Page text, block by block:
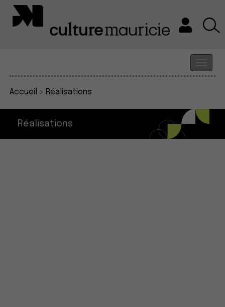
Accueil > Réalisations
Réalisations